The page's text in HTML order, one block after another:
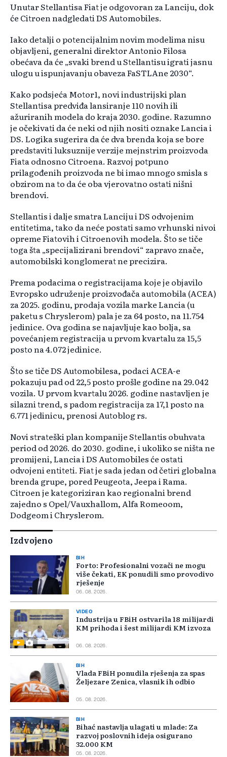
Unutar Stellantisa Fiat je odgovoran za Lanciju, dok
će Citroen nadgledati DS Automobiles.
Iako detalji o potencijalnim novim modelima nisu
objavljeni, generalni direktor Antonio Filosa
obećava da će „svaki brend u Stellantisu igrati jasnu
ulogu u ispunjavanju obaveza FaSTLAne 2030“.
Kako podsjeća Motor1, novi industrijski plan
Stellantisa predviđa lansiranje 110 novih ili
ažuriranih modela do kraja 2030. godine. Razumno
je očekivati da će neki od njih nositi oznake Lancia i
DS. Logika sugerira da će dva brenda koja se bore
predstaviti luksuznije verzije mejnstrim proizvoda
Fiata odnosno Citroena. Razvoj potpuno
prilagođenih proizvoda ne bi imao mnogo smisla s
obzirom na to da će oba vjerovatno ostati nišni
brendovi.
Stellantis i dalje smatra Lanciju i DS odvojenim
entitetima, tako da neće postati samo vrhunski nivoi
opreme Fiatovih i Citroenovih modela. Što se tiče
toga šta „specijalizirani brendovi“ zapravo znače,
automobilski konglomerat ne precizira.
Prema podacima o registracijama koje je objavilo
Evropsko udruženje proizvođača automobila (ACEA)
za 2025. godinu, prodaja vozila marke Lancia (u
paketu s Chryslerom) pala je za 64 posto, na 11.754
jedinice. Ova godina se najavljuje kao bolja, sa
povećanjem registracija u prvom kvartalu za 15,5
posto na 4.072 jedinice.
Što se tiče DS Automobilesa, podaci ACEA-e
pokazuju pad od 22,5 posto prošle godine na 29.042
vozila. U prvom kvartalu 2026. godine nastavljen je
silazni trend, s padom registracija za 17,1 posto na
6.771 jedinicu, prenosi Autoblog rs.
Novi strateški plan kompanije Stellantis obuhvata
period od 2026. do 2030. godine, i ukoliko se ništa ne
promijeni, Lancia i DS Automobiles će ostati
odvojeni entiteti. Fiat je sada jedan od četiri globalna
brenda grupe, pored Peugeota, Jeepa i Rama.
Citroen je kategoriziran kao regionalni brend
zajedno s Opel/Vauxhallom, Alfa Romeoom,
Dodgeom i Chryslerom.
Izdvojeno
BIH
Forto: Profesionalni vozači ne mogu
više čekati, EK ponudili smo provodivo
rješenje
06. 08. 2026.
VIDEO
Industrija u FBiH ostvarila 18 milijardi
KM prihoda i šest milijardi KM izvoza
06. 08. 2026.
BIH
Vlada FBiH ponudila rješenja za spas
Željezare Zenica, vlasnik ih odbio
05. 08. 2026.
BIH
Bihać nastavlja ulagati u mlade: Za
razvoj poslovnih ideja osigurano
32.000 KM
05. 08. 2026.